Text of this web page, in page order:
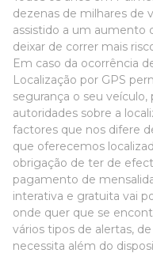
dezenas de milhares de
assistido a um aumento
deixar de correr mais
Em caso da ocorrência
Localização por GPS
segurança o seu
autoridades sobre a
factores que nos difere
que oferecemos
obrigação de ter de
pagamento de
interativa e gratuita vai
onde quer que se
vários tipos de alertas,
necessita além do